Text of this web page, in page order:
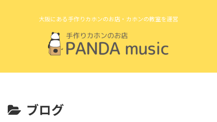
大阪にある手作りカホンのお店・カホンの教室を運営
ブログ